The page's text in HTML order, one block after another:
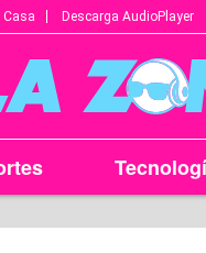
Casa Descarga AudioPlayer